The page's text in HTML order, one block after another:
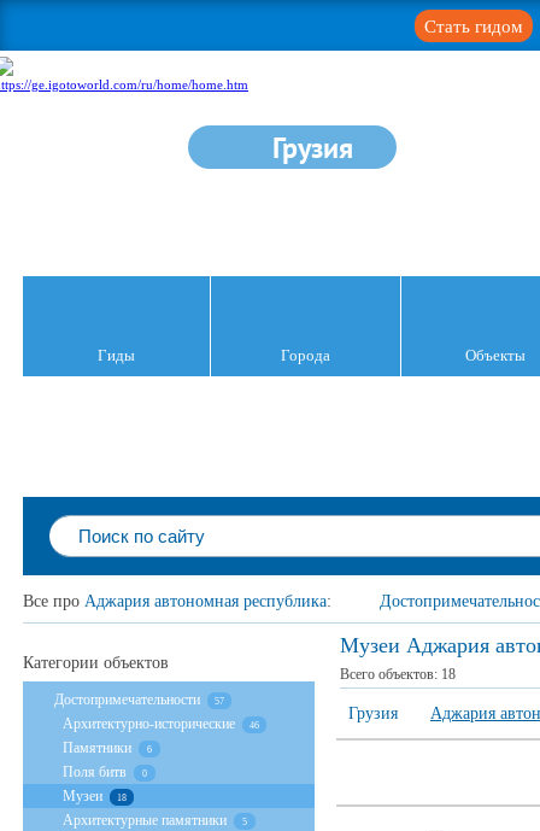
Стать гидом
Грузия
Гиды Города Объекты
Все про Аджария автономная республика:
Музеи Аджария
Всего объектов: 18
Грузия Аджария
Категории объектов
Достопримечательности 57
Архитектурно-исторические 46
Памятники 6
Поля битв 0
Музеи 18
Архитектурные памятники 5